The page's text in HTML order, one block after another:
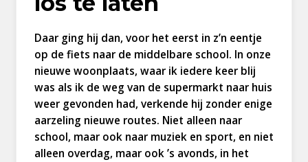
Daar ging hij dan, voor het eerst in z’n eentje
op de fiets naar de middelbare school. In onze
nieuwe woonplaats, waar ik iedere keer blij
was als ik de weg van de supermarkt naar huis
weer gevonden had, verkende hij zonder enige
aarzeling nieuwe routes. Niet alleen naar
school, maar ook naar muziek en sport, en niet
alleen overdag, maar ook ’s avonds, in het